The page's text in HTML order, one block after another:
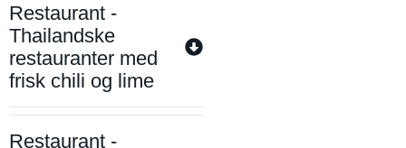
Restaurant -
Thailandske
restauranter med
frisk chili og lime
Restaurant -